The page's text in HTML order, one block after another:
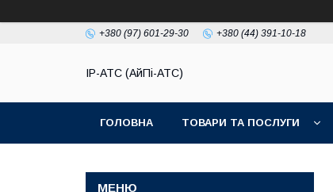
+380 (97) 601-29-30 +380 (44) 391-10-18
IP-АТС (АйПі-АТС)
ГОЛОВНА ТОВАРИ ТА ПОСЛУГИ